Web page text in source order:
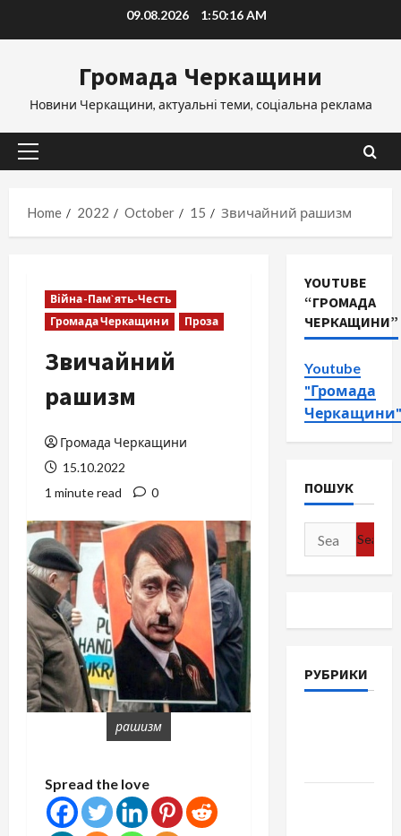
09.08.2026 1:50:18 AM
Громада Черкащини
Новини Черкащини, актуальні теми, соціальна реклама
Primary
Home
2022 October 15 Звичайний рашизм
Війна-Пам`ять-Честь
Громада Черкащини
Проза
Звичайний
рашизм
Громада Черкащини
15.10.2022
1 minute read
0
рашизм
Spread the love
YOUTUBE
“ГРОМАДА
ЧЕРКАЩИНИ”
Youtube
"Громада
Черкащини"
ПОШУК
Search
for:
РУБРИКИ